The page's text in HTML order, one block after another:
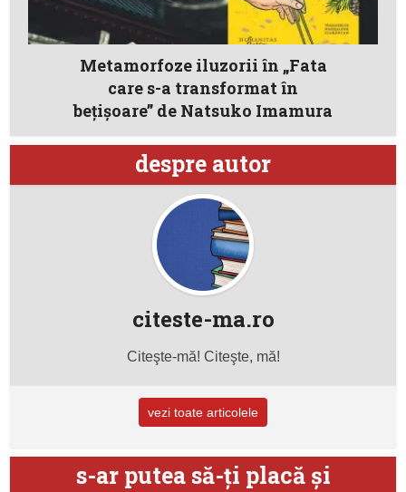
Metamorfoze iluzorii în „Fata
care s-a transformat în
bețișoare” de Natsuko Imamura
despre autor
citeste-ma.ro
Citeşte-mă! Citeşte, mă!
vezi toate articolele
s-ar putea să-ţi placă şi